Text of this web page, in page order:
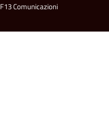
F13 Comunicazioni